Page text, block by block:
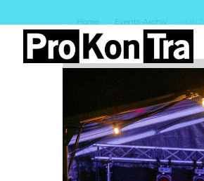
Home Events-Archiv